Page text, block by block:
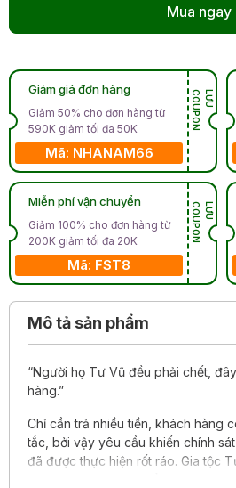
Mua ngay
Giảm giá đơn hàng
Giảm 50% cho đơn hàng từ
590K giảm tối đa 50K
Mã: NHANAM66
L
Ư
U
C
O
U
P
O
N
Miễn phí vận chuyển
Giảm 100% cho đơn hàng từ
200K giảm tối đa 20K
Mã: FST8
L
Ư
U
C
O
U
P
O
N
Mô tả sản phẩm
“Người họ Tư Vũ đều phải chết,
hàng.”
Chỉ cần trả nhiều tiền, khách hàng
tắc, bởi vậy yêu cầu khiến chính
đã được thực hiện rốt ráo. Gia tộc